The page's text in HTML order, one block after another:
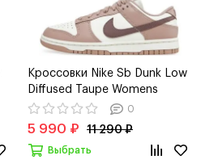
Кроссовки Nike Sb Dunk Low
Diffused Taupe Womens
0
5 990 ₽ 11 290 ₽
Выбрать